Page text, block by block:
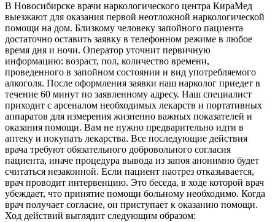
В Новосибирске врачи наркологического центра КираМед
выезжают для оказания первой неотложной наркологической
помощи на дом. Близкому человеку запойного пациента
достаточно оставить заявку в телефонном режиме в любое
время дня и ночи. Оператор уточнит первичную
информацию: возраст, пол, количество времени,
проведенного в запойном состоянии и вид употребляемого
алкоголя. После оформления заявки наш нарколог приедет в
течение 60 минут по заявленному адресу. Наш специалист
приходит с арсеналом необходимых лекарств и портативных
аппаратов для измерения жизненно важных показателей и
оказания помощи. Вам не нужно предварительно идти в
аптеку и покупать лекарства. Все последующие действия
врача требуют обязательного добровольного согласия
пациента, иначе процедура вывода из запоя анонимно будет
считаться незаконной. Если пациент наотрез отказывается,
врач проводит интервенцию. Это беседа, в ходе которой врач
убеждает, что принятие помощи больному необходимо. Когда
врач получает согласие, он приступает к оказанию помощи.
Ход действий выглядит следующим образом: